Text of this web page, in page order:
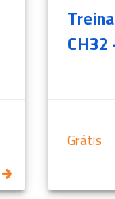
CH32
Grátis